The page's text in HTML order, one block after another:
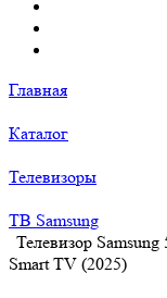
Главная
Каталог
Телевизоры
ТВ Samsung
Телевизор
Smart TV (2025)